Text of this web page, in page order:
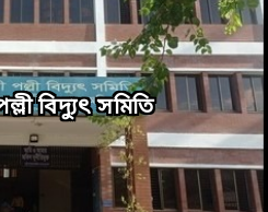
বিদ্যুৎ সমিতি